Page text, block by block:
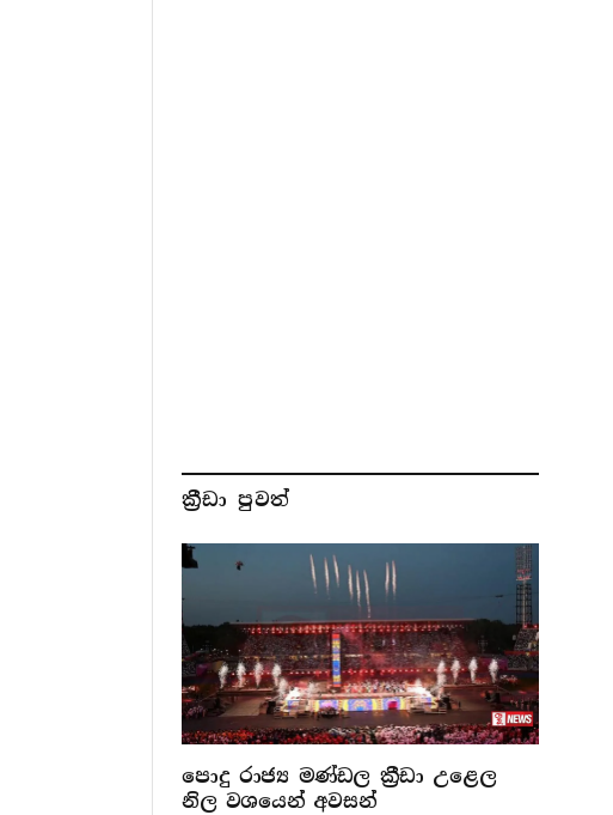
ක්‍රීඩා පුවත්
පොදු රාජ්‍ය මණ්ඩල ක්‍රීඩා උළෙල
නිල වශයෙන් අවසන්